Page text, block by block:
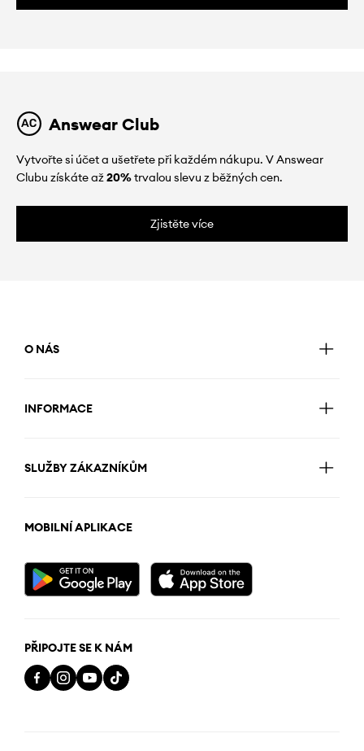
Answear Club
Vytvořte si účet a ušetřete při každém nákupu. V Answear
Clubu získáte až20%trvalou slevu z běžných cen.
Zjistěte více
O NÁS
INFORMACE
SLUŽBY ZÁKAZNÍKŮM
MOBILNÍ APLIKACE
PŘIPOJTE SE K NÁM